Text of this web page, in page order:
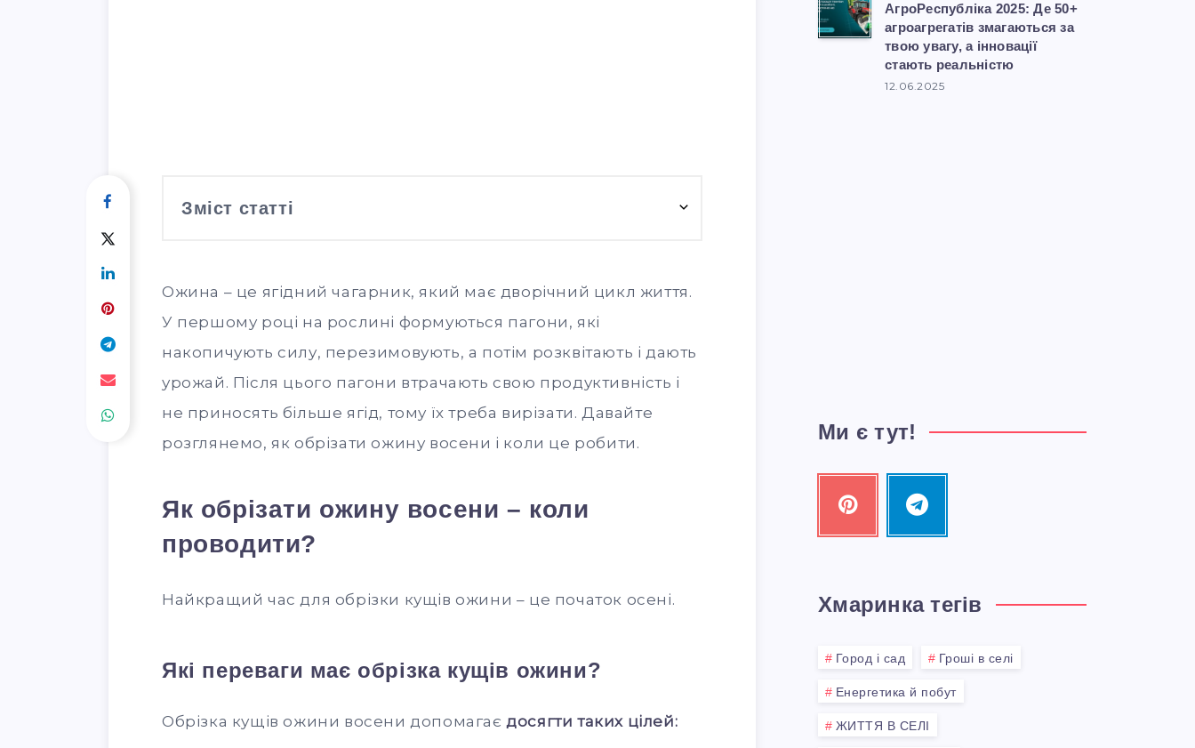
Зміст статті
Ожина – це ягідний чагарник, який має дворічний цикл життя.
У першому році на рослині формуються пагони, які
накопичують силу, перезимовують, а потім розквітають і дають
урожай. Після цього пагони втрачають свою продуктивність і
не приносять більше ягід, тому їх треба вирізати. Давайте
розглянемо, як обрізати ожину восени і коли це робити.
Як обрізати ожину восени – коли
проводити?
Найкращий час для обрізки кущів ожини – це початок осені.
Які переваги має обрізка кущів ожини?
Обрізка кущів ожини восени допомагаєдосягти таких цілей:
АгроРеспубліка 2025: Де 50+
агроагрегатів змагаються за
твою увагу, а інновації
стають реальністю
12.06.2025
Ми є тут!
Pinterest Telegram
Follow
Хмаринка тегів
Город і сад Гроші в селі
Енергетика й побут
ЖИТТЯ В СЕЛІ